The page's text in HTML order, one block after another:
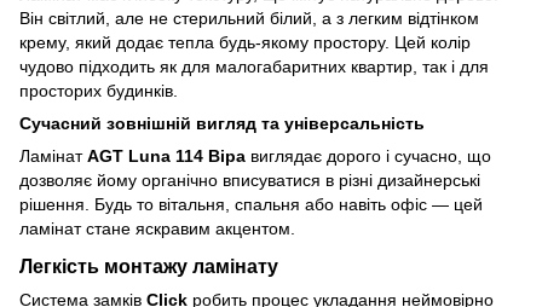
Він світлий, але не стерильний білий, а з легким відтінком
крему, який додає тепла будь-якому простору. Цей колір
чудово підходить як для малогабаритних квартир, так і для
просторих будинків.
Сучасний зовнішній вигляд та універсальність
ЛамінатAGT Luna 114 Віра виглядає дорого і сучасно, що
дозволяє йому органічно вписуватися в різні дизайнерські
рішення. Будь то вітальня, спальня або навіть офіс — цей
ламінат стане яскравим акцентом.
Легкість монтажу ламінату
Система замків Click робить процес укладання неймовірно